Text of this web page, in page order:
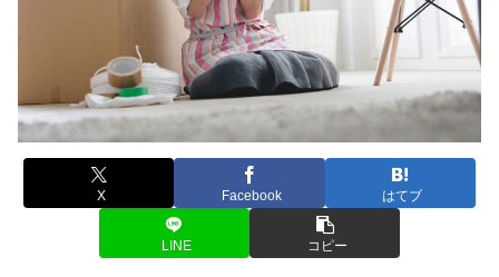
X Facebook はてブ
LINE コピー